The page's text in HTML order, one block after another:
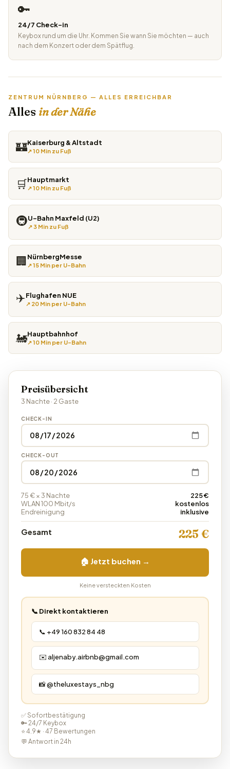
🔑
24/7 Check-in
Keybox rund um die Uhr. Kommen Sie wann Sie möchten — auch
nach dem Konzert oder dem Spätflug.
ZENTRUM NÜRNBERG — ALLES ERREICHBAR
Alles in der Nähe
🏰Kaiserburg & Altstadt
↗ 10 Min zu Fuß
🛒Hauptmarkt
↗ 10 Min zu Fuß
🚇U-Bahn Maxfeld (U2)
↗ 3 Min zu Fuß
🏢NürnbergMesse
↗ 15 Min per U-Bahn
✈️Flughafen NUE
↗ 20 Min per U-Bahn
🚂Hauptbahnhof
↗ 10 Min per U-Bahn
Preisübersicht
3 Nachte · 2 Gaste
CHECK-IN
CHECK-OUT
75 € × 3 Nachte
225 €
WLAN 100 Mbit/s
kostenlos
Endreinigung
inklusive
Gesamt 225 €
🏠 Jetzt buchen →
Keine versteckten Kosten
📞 Direkt kontaktieren
📞 +49 160 832 84 48
✉️ aljenaby.airbnb@gmail.com
📸 @theluxestays_nbg
✅ Sofortbestätigung
🔑 24/7 Keybox
⭐ 4.9★ · 47 Bewertungen
💬 Antwort in 24h